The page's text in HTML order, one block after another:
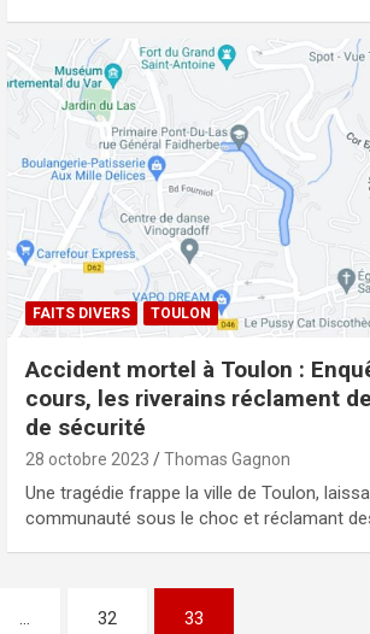
FAITS DIVERS TOULON
Accident mortel à Toulon :
cours, les riverains réclament
de sécurité
28 octobre 2023 Thomas Gagnon
Une tragédie frappe la ville de Toulon,
communauté sous le choc et réclamant
… 32 33